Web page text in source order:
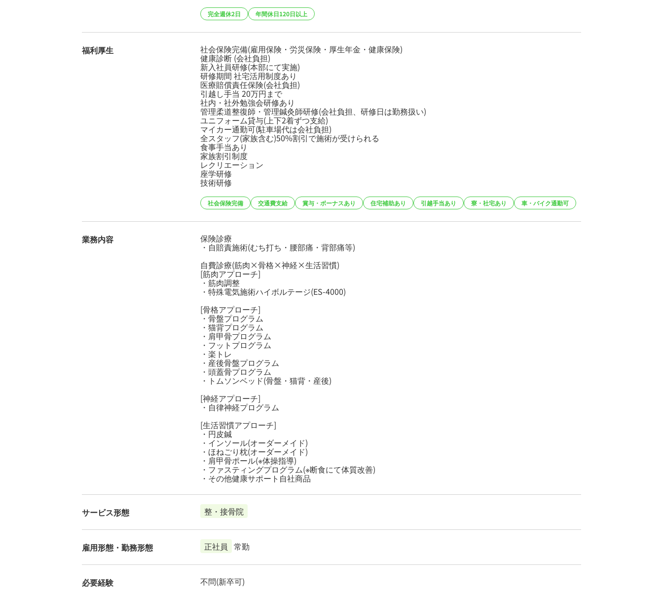
完全週休2日 年間休日120日以上
福利厚生 社会保険完備(雇用保険・労災保険・厚生年金・健康保険)
健康診断 (会社負担)
新入社員研修(本部にて実施)
研修期間 社宅活用制度あり
医療賠償責任保険(会社負担)
引越し手当 20万円まで
社内・社外勉強会研修あり
管理柔道整復師・管理鍼灸師研修(会社負担、研修日は勤務扱い)
ユニフォーム貸与(上下2着ずつ支給)
マイカー通勤可(駐車場代は会社負担)
全スタッフ(家族含む)50%割引で施術が受けられる
食事手当あり
家族割引制度
レクリエーション
座学研修
技術研修
社会保険完備 交通費支給 賞与・ボーナスあり 住宅補助あり 引越手当あり 寮・社宅あり 車・バイク通勤可
業務内容 保険診療
・自賠責施術(むち打ち・腰部痛・背部痛等)
自費診療(筋肉×骨格×神経×生活習慣)
[筋肉アプローチ]
・筋肉調整
・特殊電気施術ハイボルテージ(ES-4000)
[骨格アプローチ]
・骨盤プログラム
・猫背プログラム
・肩甲骨プログラム
・フットプログラム
・楽トレ
・産後骨盤プログラム
・頭蓋骨プログラム
・トムソンベッド(骨盤・猫背・産後)
[神経アプローチ]
・自律神経プログラム
[生活習慣アプローチ]
・円皮鍼
・インソール(オーダーメイド)
・ほねごり枕(オーダーメイド)
・肩甲骨ポール(※体操指導)
・ファスティングプログラム(※断食にて体質改善)
・その他健康サポート自社商品
サービス形態 整・接骨院
雇用形態・勤務形態 正社員 常勤
必要経験 不問(新卒可)